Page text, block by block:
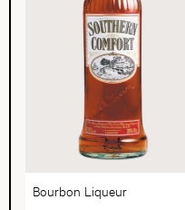
Bourbon Liqueur